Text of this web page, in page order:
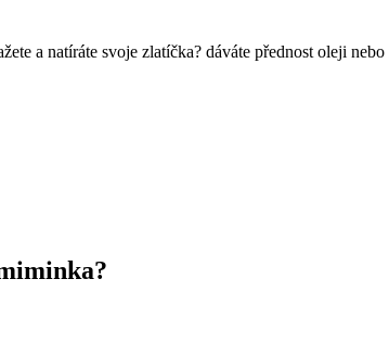
a natíráte svoje zlatíčka? dáváte přednost oleji